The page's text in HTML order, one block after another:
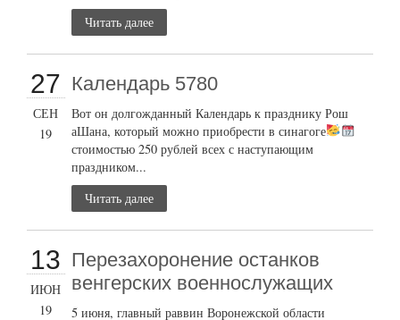
Читать далее
27
СЕН
19
Календарь 5780
Вот он долгожданный Календарь к празднику Рош
аШана, который можно приобрести в синагоге
стоимостью 250 рублей всех с наступающим
праздником...
Читать далее
13
ИЮН
19
Перезахоронение останков
венгерских военнослужащих
5 июня, главный раввин Воронежской области